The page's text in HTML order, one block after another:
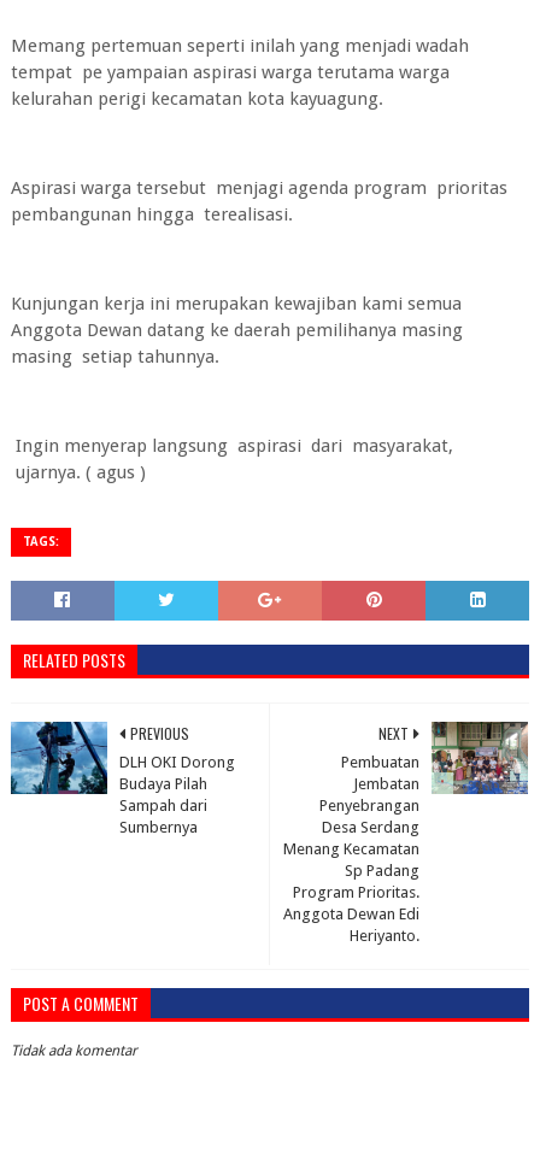
Memang pertemuan seperti inilah yang menjadi wadah
tempat pe yampaian aspirasi warga terutama warga
kelurahan perigi kecamatan kota kayuagung.
Aspirasi warga tersebut menjagi agenda program prioritas
pembangunan hingga terealisasi.
Kunjungan kerja ini merupakan kewajiban kami semua
Anggota Dewan datang ke daerah pemilihanya masing
masing setiap tahunnya.
Ingin menyerap langsung aspirasi dari masyarakat,
ujarnya. ( agus )
TAGS:
RELATED POSTS
NEXT
Pembuatan
Jembatan
Penyebrangan
Desa Serdang
Menang Kecamatan
Sp Padang
Program Prioritas.
Anggota Dewan Edi
Heriyanto.
PREVIOUS
DLH OKI Dorong
Budaya Pilah
Sampah dari
Sumbernya
POST A COMMENT
Tidak ada komentar